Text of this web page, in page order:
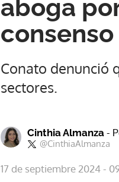
aboga
consenso
Conato denunció
sectores.
Cinthia Almanza -
@CinthiaAlmanza
17 de septiembre 2024 -